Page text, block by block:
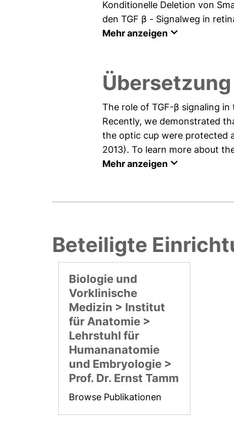
Konditionelle Deletion von
den TGF β - Signalweg in
Mehr anzeigen
The role of TGF-β signaling
Recently, we demonstrated
the optic cup were protected
2013). To learn more about
Mehr anzeigen
Beteiligte
Biologie und
Vorklinische
Medizin > Institut
für Anatomie >
Lehrstuhl für
Humananatomie
und Embryologie >
Prof. Dr. Ernst Tamm
Browse Publikationen